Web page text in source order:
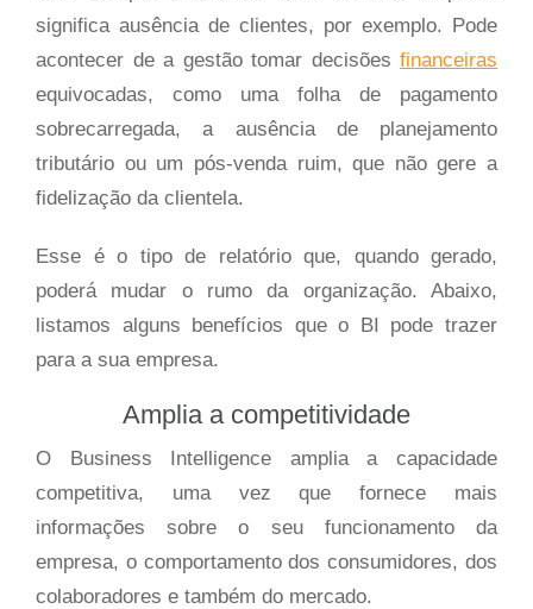
significa ausência de clientes, por exemplo. Pode
acontecer de a gestão tomar decisões financeiras
equivocadas, como uma folha de pagamento
sobrecarregada, a ausência de planejamento
tributário ou um pós-venda ruim, que não gere a
fidelização da clientela.
Esse é o tipo de relatório que, quando gerado,
poderá mudar o rumo da organização. Abaixo,
listamos alguns benefícios que o BI pode trazer
para a sua empresa.
Amplia a competitividade
O Business Intelligence amplia a capacidade
competitiva, uma vez que fornece mais
informações sobre o seu funcionamento da
empresa, o comportamento dos consumidores, dos
colaboradores e também do mercado.